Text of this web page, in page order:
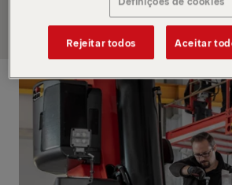
Rejeitar todos Aceitar